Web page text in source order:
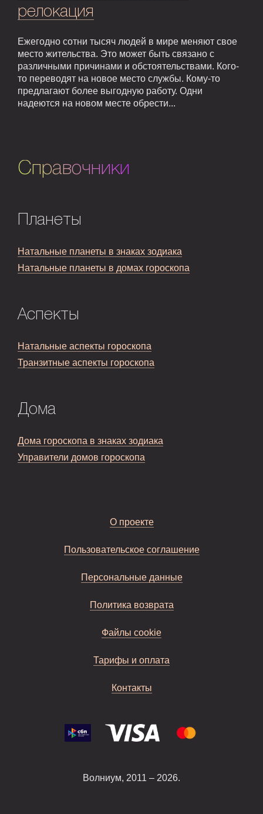
релокация
Ежегодно сотни тысяч людей в мире меняют свое
место жительства. Это может быть связано с
различными причинами и обстоятельствами. Кого-
то переводят на новое место службы. Кому-то
предлагают более выгодную работу. Одни
надеются на новом месте обрести...
Справочники
Планеты
Натальные планеты в знаках зодиака
Натальные планеты в домах гороскопа
Аспекты
Натальные аспекты гороскопа
Транзитные аспекты гороскопа
Дома
Дома гороскопа в знаках зодиака
Управители домов гороскопа
О проекте
Пользовательское соглашение
Персональные данные
Политика возврата
Файлы cookie
Тарифы и оплата
Контакты
Волниум, 2011 – 2026.